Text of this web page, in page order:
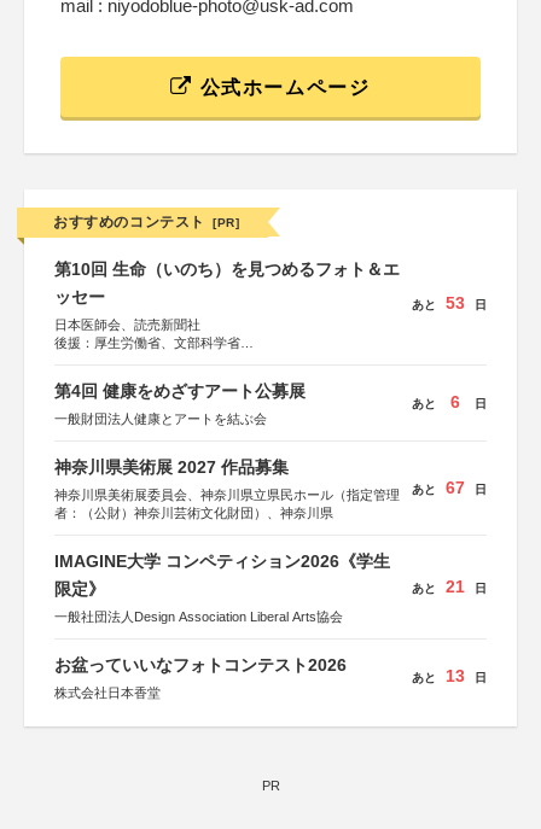
mail : niyodoblue-photo@usk-ad.com
公式ホームページ
おすすめのコンテスト [PR]
第10回 生命（いのち）を見つめるフォト＆エ
ッセー
日本医師会、読売新聞社
後援：厚生労働省、文部科学省
しん生命保険株式会社
あと 53 日
第4回 健康をめざすアート公募展
一般財団法人健康とアートを結ぶ会
あと 6 日
神奈川県美術展 2027 作品募集
神奈川県美術展委員会、神奈川県立県民ホール（指定管理
者：（公財）神奈川芸術文化財団）、神奈川県
あと 67 日
IMAGINE大学 コンペティション2026《学生
限定》
一般社団法人Design Association Liberal Arts協会
あと 21 日
お盆っていいなフォトコンテスト2026
株式会社日本香堂
あと 13 日
PR